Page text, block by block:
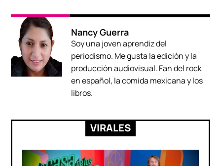
Nancy Guerra
Soy una joven aprendiz del
periodismo. Me gusta la edición y la
producción audiovisual. Fan del rock
en español, la comida mexicana y los
libros.
VIRALES